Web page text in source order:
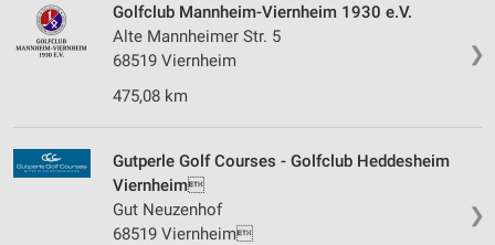
❯
Golfclub Mannheim-Viernheim 1930 e.V.
Alte Mannheimer Str. 5
68519 Viernheim
475,08 km
❯
Gutperle Golf Courses - Golfclub Heddesheim
Viernheim
Gut Neuzenhof
68519 Viernheim